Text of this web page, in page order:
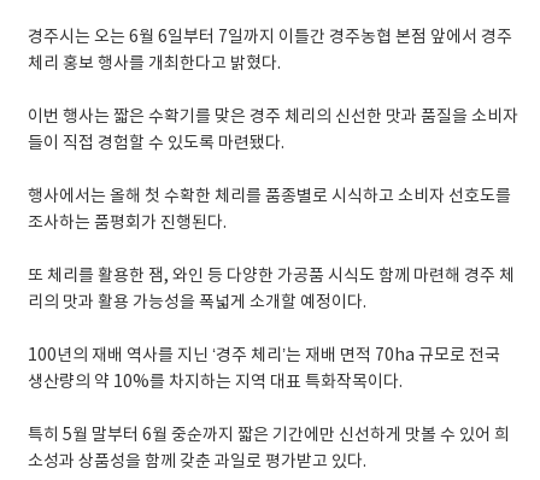
경주시는 오는 6월 6일부터 7일까지 이틀간 경주농협 본점 앞에서 경주
체리 홍보 행사를 개최한다고 밝혔다.
이번 행사는 짧은 수확기를 맞은 경주 체리의 신선한 맛과 품질을 소비자
들이 직접 경험할 수 있도록 마련됐다.
행사에서는 올해 첫 수확한 체리를 품종별로 시식하고 소비자 선호도를
조사하는 품평회가 진행된다.
또 체리를 활용한 잼, 와인 등 다양한 가공품 시식도 함께 마련해 경주 체
리의 맛과 활용 가능성을 폭넓게 소개할 예정이다.
100년의 재배 역사를 지닌 ‘경주 체리’는 재배 면적 70ha 규모로 전국
생산량의 약 10%를 차지하는 지역 대표 특화작목이다.
특히 5월 말부터 6월 중순까지 짧은 기간에만 신선하게 맛볼 수 있어 희
소성과 상품성을 함께 갖춘 과일로 평가받고 있다.